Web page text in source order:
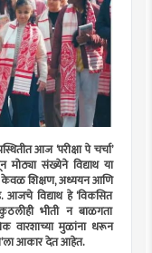
आज ‌‘परीक्षा पे चर्चा‌’
संख्येने विद्याथ या
केवळ शिक्षण, अध्ययन आणि
आजचे विद्याथ हे ‌‘विकसित
भीती न बाळगता
वारशाच्या मुळांना धरून
आकार देत आहेत.